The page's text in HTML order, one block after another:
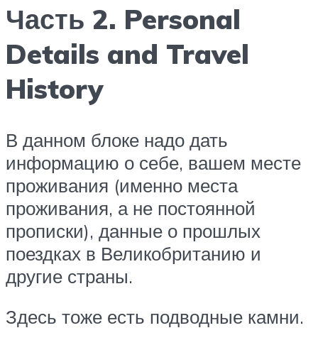
Часть 2. Personal
Details and Travel
History
В данном блоке надо дать
информацию о себе, вашем месте
проживания (именно места
проживания, а не постоянной
прописки), данные о прошлых
поездках в Великобританию и
другие страны.
Здесь тоже есть подводные камни.